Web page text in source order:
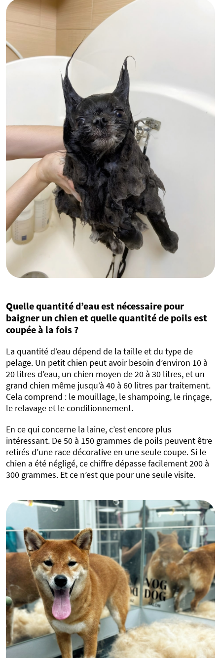
Quelle quantité d’eau est nécessaire pour
baigner un chien et quelle quantité de poils est
coupée à la fois ?
La quantité d’eau dépend de la taille et du type de
pelage. Un petit chien peut avoir besoin d’environ 10 à
20 litres d’eau, un chien moyen de 20 à 30 litres, et un
grand chien même jusqu’à 40 à 60 litres par traitement.
Cela comprend : le mouillage, le shampoing, le rinçage,
le relavage et le conditionnement.
En ce qui concerne la laine, c’est encore plus
intéressant. De 50 à 150 grammes de poils peuvent être
retirés d’une race décorative en une seule coupe. Si le
chien a été négligé, ce chiffre dépasse facilement 200 à
300 grammes. Et ce n’est que pour une seule visite.